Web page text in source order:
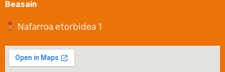
Beasain
Nafarroa etorbidea 1